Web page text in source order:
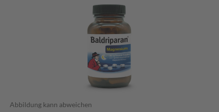
Abbildung kann abweichen